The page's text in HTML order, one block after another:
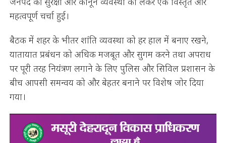
महत्वपूर्ण चर्चा हुई।
बैठक में शहर के भीतर शांति व्यवस्था को हर हाल में बनाए रखने,
यातायात प्रबंधन को अधिक मजबूत और सुगम करने तथा अपराध
पर पूरी तरह नियंत्रण लगाने के लिए पुलिस और सिविल प्रशासन के
बीच आपसी समन्वय को और बेहतर बनाने पर विशेष जोर दिया
गया।